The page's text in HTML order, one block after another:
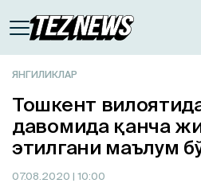
ЯНГИЛИКЛАР
Тошкент
давомида қанча
этилгани маълум
07.08.2020 | 10:00